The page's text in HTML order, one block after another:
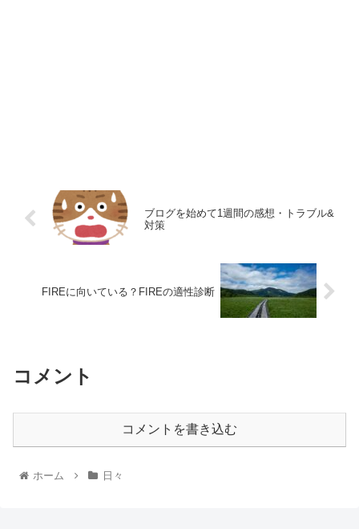
ブログを始めて1週間の感想・トラブル&
対策
FIREに向いている？FIREの適性診断
コメント
コメントを書き込む
ホーム 日々